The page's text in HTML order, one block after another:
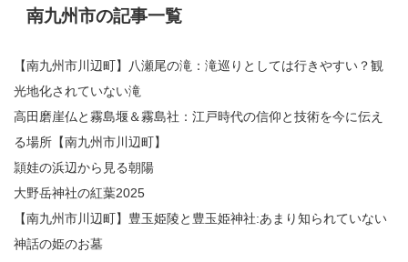
南九州市の記事一覧
【南九州市川辺町】八瀬尾の滝：滝巡りとしては行きやすい？観
光地化されていない滝
高田磨崖仏と霧島堰＆霧島社：江戸時代の信仰と技術を今に伝え
る場所【南九州市川辺町】
頴娃の浜辺から見る朝陽
大野岳神社の紅葉2025
【南九州市川辺町】豊玉姫陵と豊玉姫神社:あまり知られていない
神話の姫のお墓